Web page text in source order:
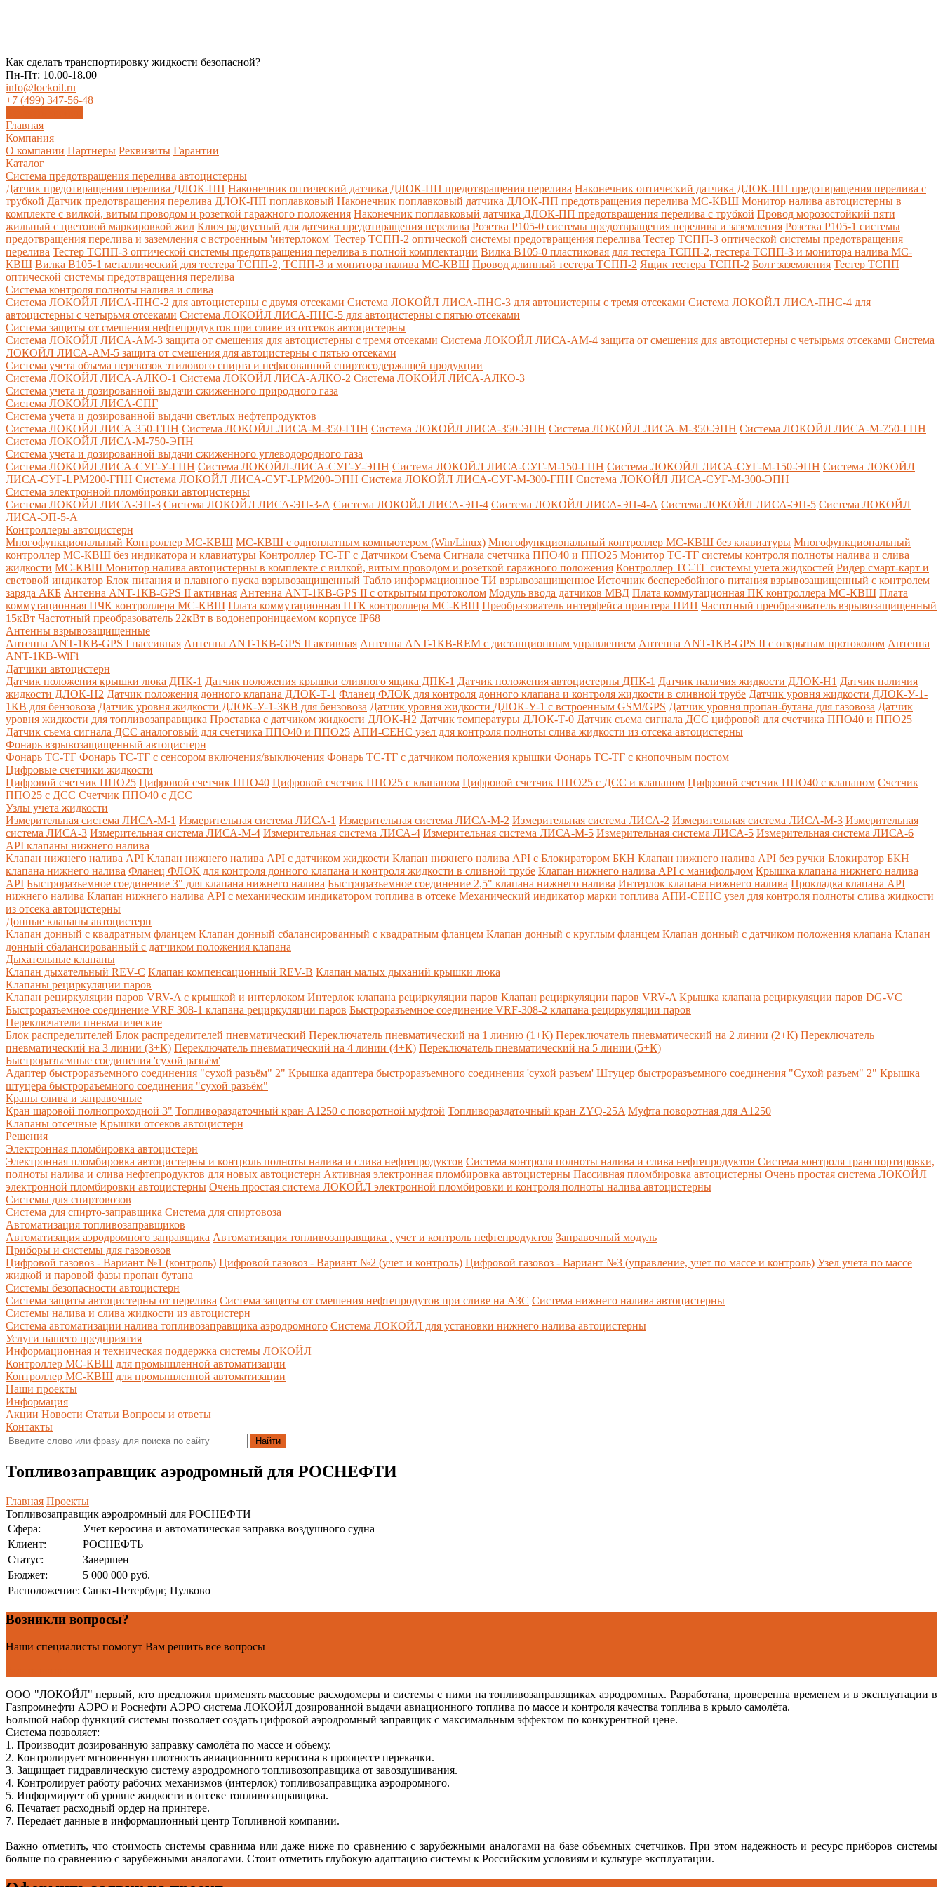
Как сделать транспортировку жидкости безопасной?
Пн-Пт: 10.00-18.00
info@lockoil.ru
+7 (499) 347-56-48
Главная
Компания
О компании Партнеры Реквизиты Гарантии
Каталог
Система предотвращения перелива автоцистерны
Датчик предотвращения перелива ДЛОК-ПП Наконечник оптический датчика ДЛОК-ПП предотвращения перелива Наконечник оптический датчика ДЛОК-ПП предотвращения перелива с
трубкой Датчик предотвращения перелива ДЛОК-ПП поплавковый Наконечник поплавковый датчика ДЛОК-ПП предотвращения перелива МС-КВШ Монитор налива автоцистерны в
комплекте с вилкой, витым проводом и розеткой гаражного положения Наконечник поплавковый датчика ДЛОК-ПП предотвращения перелива с трубкой Провод морозостойкий пяти
жильный с цветовой маркировкой жил Ключ радиусный для датчика предотвращения перелива Розетка Р105-0 системы предотвращения перелива и заземления Розетка Р105-1 системы
предотвращения перелива и заземления с встроенным 'интерлоком' Тестер ТСПП-2 оптической системы предотвращения перелива Тестер ТСПП-3 оптической системы предотвращения
перелива Тестер ТСПП-3 оптической системы предотвращения перелива в полной комплектации Вилка В105-0 пластиковая для тестера ТСПП-2, тестера ТСПП-3 и монитора налива МС-
КВШ Вилка В105-1 металлический для тестера ТСПП-2, ТСПП-3 и монитора налива МС-КВШ Провод длинный тестера ТСПП-2 Ящик тестера ТСПП-2 Болт заземления Тестер ТСПП
оптической системы предотвращения перелива
Cистема контроля полноты налива и слива
Система ЛОКОЙЛ ЛИСА-ПНС-2 для автоцистерны с двумя отсеками Система ЛОКОЙЛ ЛИСА-ПНС-3 для автоцистерны с тремя отсеками Система ЛОКОЙЛ ЛИСА-ПНС-4 для
автоцистерны с четырьмя отсеками Система ЛОКОЙЛ ЛИСА-ПНС-5 для автоцистерны с пятью отсеками
Система защиты от смешения нефтепродуктов при сливе из отсеков автоцистерны
Система ЛОКОЙЛ ЛИСА-AM-3 защита от смешения для автоцистерны с тремя отсеками Система ЛОКОЙЛ ЛИСА-AM-4 защита от смешения для автоцистерны с четырьмя отсеками Система
ЛОКОЙЛ ЛИСА-AM-5 защита от смешения для автоцистерны с пятью отсеками
Система учета объема перевозок этилового спирта и нефасованной спиртосодержащей продукции
Система ЛОКОЙЛ ЛИСА-AЛКО-1 Система ЛОКОЙЛ ЛИСА-АЛКО-2 Система ЛОКОЙЛ ЛИСА-АЛКО-3
Система учета и дозированной выдачи сжиженного природного газа
Система ЛОКОЙЛ ЛИСА-СПГ
Система учета и дозированной выдачи светлых нефтепродуктов
Система ЛОКОЙЛ ЛИСА-350-ГПН Система ЛОКОЙЛ ЛИСА-М-350-ГПН Система ЛОКОЙЛ ЛИСА-350-ЭПН Система ЛОКОЙЛ ЛИСА-М-350-ЭПН Система ЛОКОЙЛ ЛИСА-М-750-ГПН
Система ЛОКОЙЛ ЛИСА-М-750-ЭПН
Система учета и дозированной выдачи сжиженного углеводородного газа
Система ЛОКОЙЛ ЛИСА-СУГ-У-ГПН Система ЛОКОЙЛ-ЛИСА-СУГ-У-ЭПН Система ЛОКОЙЛ ЛИСА-СУГ-М-150-ГПН Система ЛОКОЙЛ ЛИСА-СУГ-М-150-ЭПН Система ЛОКОЙЛ
ЛИСА-СУГ-LPM200-ГПН Система ЛОКОЙЛ ЛИСА-СУГ-LPM200-ЭПН Система ЛОКОЙЛ ЛИСА-СУГ-М-300-ГПН Система ЛОКОЙЛ ЛИСА-СУГ-М-300-ЭПН
Система электронной пломбировки автоцистерны
Система ЛОКОЙЛ ЛИСА-ЭП-3 Система ЛОКОЙЛ ЛИСА-ЭП-3-А Система ЛОКОЙЛ ЛИСА-ЭП-4 Система ЛОКОЙЛ ЛИСА-ЭП-4-А Система ЛОКОЙЛ ЛИСА-ЭП-5 Система ЛОКОЙЛ
ЛИСА-ЭП-5-А
Контроллеры автоцистерн
Многофункциональный Контроллер МС-КВШ МС-КВШ с одноплатным компьютером (Win/Linux) Многофункциональный контроллер МС-КВШ без клавиатуры Многофункциональный
контроллер МС-КВШ без индикатора и клавиатуры Контроллер ТС-ТГ с Датчиком Съема Сигнала счетчика ППО40 и ППО25 Монитор ТС-ТГ системы контроля полноты налива и слива
жидкости МС-КВШ Монитор налива автоцистерны в комплекте с вилкой, витым проводом и розеткой гаражного положения Контроллер ТС-ТГ системы учета жидкостей Ридер смарт-карт и
световой индикатор Блок питания и плавного пуска взрывозащищенный Табло информационное ТИ взрывозащищенное Источник бесперебойного питания взрывозащищенный с контролем
заряда АКБ Антенна ANT-1КВ-GPS II активная Антенна ANT-1КВ-GPS II с открытым протоколом Модуль ввода датчиков МВД Плата коммутационная ПК контроллера МС-КВШ Плата
коммутационная ПЧК контроллера МС-КВШ Плата коммутационная ПТК контроллера МС-КВШ Преобразователь интерфейса принтера ПИП Частотный преобразователь взрывозащищенный
15кВт Частотный преобразователь 22кВт в водонепроницаемом корпусе IP68
Антенны взрывозащищенные
Антенна ANT-1КВ-GPS I пассивная Антенна ANT-1КВ-GPS II активная Антенна ANT-1КВ-REM c дистанционным управлением Антенна ANT-1КВ-GPS II с открытым протоколом Антенна
ANT-1КВ-WiFi
Датчики автоцистерн
Датчик положения крышки люка ДПК-1 Датчик положения крышки сливного ящика ДПК-1 Датчик положения автоцистерны ДПК-1 Датчик наличия жидкости ДЛОК-Н1 Датчик наличия
жидкости ДЛОК-Н2 Датчик положения донного клапана ДЛОК-Т-1 Фланец ФЛОК для контроля донного клапана и контроля жидкости в сливной трубе Датчик уровня жидкости ДЛОК-У-1-
1КВ для бензовоза Датчик уровня жидкости ДЛОК-У-1-3КВ для бензовоза Датчик уровня жидкости ДЛОК-У-1 с встроенным GSM/GPS Датчик уровня пропан-бутана для газовоза Датчик
уровня жидкости для топливозаправщика Проставка с датчиком жидкости ДЛОК-Н2 Датчик температуры ДЛОК-Т-0 Датчик съема сигнала ДСС цифровой для счетчика ППО40 и ППО25
Датчик съема сигнала ДСС аналоговый для счетчика ППО40 и ППО25 АПИ-СЕНС узел для контроля полноты слива жидкости из отсека автоцистерны
Фонарь взрывозащищенный автоцистерн
Фонарь ТС-ТГ Фонарь ТС-ТГ с сенсором включения/выключения Фонарь ТС-ТГ с датчиком положения крышки Фонарь ТС-ТГ с кнопочным постом
Цифровые счетчики жидкости
Цифровой счетчик ППО25 Цифровой счетчик ППО40 Цифровой счетчик ППО25 с клапаном Цифровой счетчик ППО25 с ДСС и клапаном Цифровой счетчик ППО40 с клапаном Счетчик
ППО25 с ДСС Счетчик ППО40 с ДСС
Узлы учета жидкости
Измерительная система ЛИСА-М-1 Измерительная система ЛИСА-1 Измерительная система ЛИСА-М-2 Измерительная система ЛИСА-2 Измерительная система ЛИСА-М-3 Измерительная
система ЛИСА-3 Измерительная система ЛИСА-М-4 Измерительная система ЛИСА-4 Измерительная система ЛИСА-М-5 Измерительная система ЛИСА-5 Измерительная система ЛИСА-6
API клапаны нижнего налива
Клапан нижнего налива API Клапан нижнего налива API с датчиком жидкости Клапан нижнего налива API с Блокиратором БКН Клапан нижнего налива API без ручки Блокиратор БКН
клапана нижнего налива Фланец ФЛОК для контроля донного клапана и контроля жидкости в сливной трубе Клапан нижнего налива API с манифольдом Крышка клапана нижнего налива
API Быстроразъемное соединение 3" для клапана нижнего налива Быстроразъемное соединение 2,5" клапана нижнего налива Интерлок клапана нижнего налива Прокладка клапана API
нижнего налива Клапан нижнего налива API с механическим индикатором топлива в отсеке Механический индикатор марки топлива АПИ-СЕНС узел для контроля полноты слива жидкости
из отсека автоцистерны
Донные клапаны автоцистерн
Клапан донный с квадратным фланцем Клапан донный сбалансированный с квадратным фланцем Клапан донный с круглым фланцем Клапан донный с датчиком положения клапана Клапан
донный сбалансированный с датчиком положения клапана
Дыхательные клапаны
Клапан дыхательный REV-C Клапан компенсационный REV-B Клапан малых дыханий крышки люка
Клапаны рециркуляции паров
Клапан рециркуляции паров VRV-A с крышкой и интерлоком Интерлок клапана рециркуляции паров Клапан рециркуляции паров VRV-A Крышка клапана рециркуляции паров DG-VC
Быстроразъемное соединение VRF 308-1 клапана рециркуляции паров Быстроразъемное соединение VRF-308-2 клапана рециркуляции паров
Переключатели пневматические
Блок распределителей Блок распределителей пневматический Переключатель пневматический на 1 линию (1+К) Переключатель пневматический на 2 линии (2+К) Переключатель
пневматический на 3 линии (3+К) Переключатель пневматический на 4 линии (4+К) Переключатель пневматический на 5 линии (5+К)
Быстроразъемные соединения 'сухой разъём'
Адаптер быстроразъемного соединения "сухой разъём" 2" Крышка адаптера быстроразъемного соединения 'сухой разъем' Штуцер быстроразъемного соединения "Сухой разъем" 2" Крышка
штуцера быстрораъемного соединения "сухой разъём"
Краны слива и заправочные
Кран шаровой полнопроходной 3" Топливораздаточный кран A1250 с поворотной муфтой Топливораздаточный кран ZYQ-25A Муфта поворотная для А1250
Клапаны отсечные Крышки отсеков автоцистерн
Решения
Электронная пломбировка автоцистерн
Электронная пломбировка автоцистерны и контроль полноты налива и слива нефтепродуктов Система контроля полноты налива и слива нефтепродуктов Система контроля транспортировки,
полноты налива и слива нефтепродуктов для новых автоцистерн Активная электронная пломбировка автоцистерны Пассивная пломбировка автоцистерны Очень простая система ЛОКОЙЛ
электронной пломбировки автоцистерны Очень простая система ЛОКОЙЛ электронной пломбировки и контроля полноты налива автоцистерны
Системы для спиртовозов
Система для спирто-заправщика Система для спиртовоза
Автоматизация топливозаправщиков
Автоматизация аэродромного заправщика Автоматизация топливозаправщика , учет и контроль нефтепродуктов Заправочный модуль
Приборы и системы для газовозов
Цифровой газовоз - Вариант №1 (контроль) Цифровой газовоз - Вариант №2 (учет и контроль) Цифровой газовоз - Вариант №3 (управление, учет по массе и контроль) Узел учета по массе
жидкой и паровой фазы пропан бутана
Системы безопасности автоцистерн
Система защиты автоцистерны от перелива Система защиты от смешения нефтепродутов при сливе на АЗС Система нижнего налива автоцистерны
Системы налива и слива жидкости из автоцистерн
Система автоматизации налива топливозаправщика аэродромного Система ЛОКОЙЛ для установки нижнего налива автоцистерны
Услуги нашего предприятия
Информационная и техническая поддержка системы ЛОКОЙЛ
Контроллер МС-КВШ для промышленной автоматизации
Контроллер МС-КВШ для промышленной автоматизации
Наши проекты
Информация
Акции Новости Статьи Вопросы и ответы
Контакты
Топливозаправщик аэродромный для РОСНЕФТИ
Главная Проекты
Топливозаправщик аэродромный для РОСНЕФТИ
Сфера:
Учет керосина и автоматическая заправка воздушного судна
Клиент:
РОСНЕФТЬ
Статус:
Завершен
Бюджет:
5 000 000 руб.
Расположение: Санкт-Петербург, Пулково
Возникли вопросы?
Наши специалисты помогут Вам решить все вопросы
ООО "ЛОКОЙЛ" первый, кто предложил применять массовые расходомеры и системы с ними на топливозаправзщиках аэродромных. Разработана, проверенна временем и в эксплуатации в
Газпромнефти АЭРО и Роснефти АЭРО система ЛОКОЙЛ дозированной выдачи авиационного топлива по массе и контроля качества топлива в крыло самолёта.
Большой набор функций системы позволяет создать цифровой аэродромный заправщик с максимальным эффектом по конкурентной цене.
Система позволяет:
1. Производит дозированную заправку самолёта по массе и объему.
2. Контролирует мгновенную плотность авиационного керосина в прооцессе перекачки.
3. Защищает гидравлическую систему аэродромного топливозоправщика от завоздушивания.
4. Контролирует работу рабочих механизмов (интерлок) топливозаправщика аэродромного.
5. Информирует об уровне жидкости в отсеке топливозаправщика.
6. Печатает расходный ордер на принтере.
7. Передаёт данные в информационный центр Топливной компании.
Важно отметить, что стоимость системы сравнима или даже ниже по сравнению с зарубежными аналогами на базе объемных счетчиков. При этом надежность и ресурс приборов системы
больше по сравнению с зарубежными аналогами. Стоит отметить глубокую адаптацию системы к Российским условиям и культуре эксплуатации.